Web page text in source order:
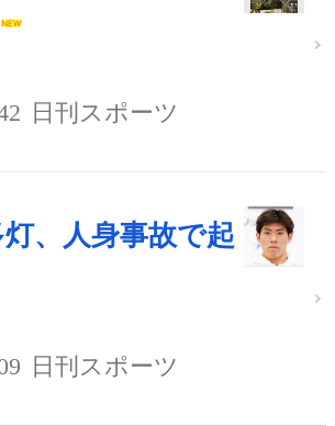
日刊スポーツ
、人身事故で起
日刊スポーツ